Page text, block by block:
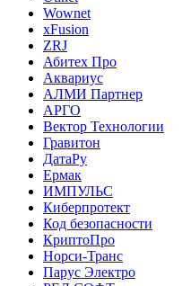
Wownet
xFusion
ZRJ
Абитех Про
Аквариус
АЛМИ Партнер
АРГО
Вектор Технологии
Гравитон
ДатаРу
Ермак
ИМПУЛЬС
Киберпротект
Код безопасности
КриптоПро
Норси-Транс
Парус Электро